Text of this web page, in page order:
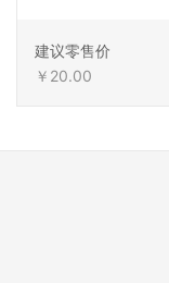
建议零售价
￥20.00